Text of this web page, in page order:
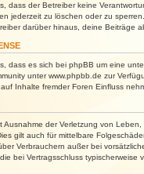
dass der Betreiber keine
jederzeit zu löschen oder zu sperren.
darüber hinaus, deine Beiträge
dass es sich bei phpBB um eine unter
unter www.phpbb.de zur
Inhalte fremder Foren Einfluss
Ausnahme der Verletzung von
gilt auch für mittelbare
Verbrauchern außer bei
bei Vertragsschluss